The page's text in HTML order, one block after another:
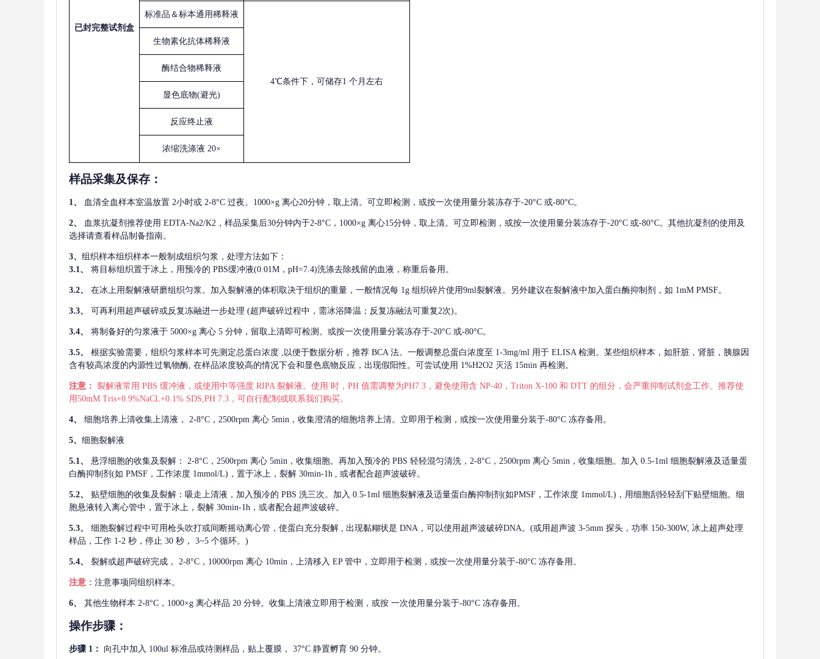
已封完整试剂盒
标准品＆标本通用稀释液
4℃条件下，可储存1 个月左右
生物素化抗体稀释液
酶结合物稀释液
显色底物(避光)
反应终止液
浓缩洗涤液 20×
样品采集及保存 ：
1、 血清全血样本室温放置 2小时或 2-8°C 过夜。1000×g 离心20分钟，取上清。可立即检测，或按一次使用量分装冻存于-20°C 或-80°C。
2、 血浆抗凝剂推荐使用 EDTA-Na2/K2，样品采集后30分钟内于2-8°C，1000×g 离心15分钟，取上清。可立即检测，或按一次使用量分装冻存于-20°C 或-80°C。其他抗凝剂的使用及
选择请查看样品制备指南。
3、 组织样本组织样本一般制成组织匀浆，处理方法如下：
3.1、
将目标组织置于冰上，用预冷的 PBS缓冲液(0.01M，pH=7.4)洗涤去除残留的血液，称重后备用。
3.2、 在冰上用裂解液研磨组织匀浆。加入裂解液的体积取决于组织的重量，一般情况每 1g 组织碎片使用9ml裂解液。另外建议在裂解液中加入蛋白酶抑制剂，如 1mM PMSF。
3.3、 可再利用超声破碎或反复冻融进一步处理 (超声破碎过程中，需冰浴降温；反复冻融法可重复2次)。
3.4、 将制备好的匀浆液于 5000×g 离心 5 分钟，留取上清即可检测。或按一次使用量分装冻存于-20°C 或-80°C。
3.5、 根据实验需要，组织匀浆样本可先测定总蛋白浓度 ,以便于数据分析，推荐 BCA 法。一般调整总蛋白浓度至 1-3mg/ml 用于 ELISA 检测。某些组织样本，如肝脏，肾脏，胰腺因
含有较高浓度的内源性过氧物酶, 在样品浓度较高的情况下会和显色底物反应，出现假阳性。可尝试使用 1%H2O2 灭活 15min 再检测。
注意： 裂解液常用 PBS 缓冲液，或使用中等强度 RIPA 裂解液。使用 时，PH 值需调整为PH7.3，避免使用含 NP-40，Triton X-100 和 DTT 的组分，会严重抑制试剂盒工作。推荐使
用50mM Tris+0.9%NaCL+0.1% SDS,PH 7.3，可自行配制或联系我们购买。
4、 细胞培养上清收集上清液， 2-8°C，2500rpm 离心 5min，收集澄清的细胞培养上清。立即用于检测，或按一次使用量分装于-80°C 冻存备用。
5、 细胞裂解液
5.1、 悬浮细胞的收集及裂解：
2-8°C，2500rpm 离心 5min，收集细胞。再加入预冷的 PBS 轻轻混匀清洗，2-8°C，2500rpm 离心 5min，收集细胞。加入 0.5-1ml 细胞裂解液及适量蛋
白酶抑制剂(如 PMSF，工作浓度 1mmol/L)，置于冰上，裂解 30min-1h , 或者配合超声波破碎。
5.2、 贴壁细胞的收集及裂解：吸走上清液，加入预冷的 PBS 洗三次。加入 0.5-1ml 细胞裂解液及适量蛋白酶抑制剂(如PMSF，工作浓度 1mmol/L)，用细胞刮轻轻刮下贴壁细胞。细
胞悬液转入离心管中，置于冰上，裂解 30min-1h，或者配合超声波破碎。
5.3、 细胞裂解过程中可用枪头吹打或间断摇动离心管，使蛋白充分裂解 , 出现黏糊状是 DNA，可以使用超声波破碎DNA。(或用超声波 3-5mm 探头，功率 150-300W, 冰上超声处理
样品，工作 1-2 秒，停止 30 秒， 3~5 个循环。)
5.4、 裂解或超声破碎完成， 2-8°C，10000rpm 离心 10min，上清移入 EP 管中，立即用于检测，或按一次使用量分装于-80°C 冻存备用。
注意： 注意事项同组织样本。
6、 其他生物样本 2-8°C，1000×g 离心样品 20 分钟。收集上清液立即用于检测，或按 一次使用量分装于-80°C 冻存备用。
操作步骤：
步骤 1： 向孔中加入 100ul 标准品或待测样品，贴上覆膜， 37°C 静置孵育 90 分钟。